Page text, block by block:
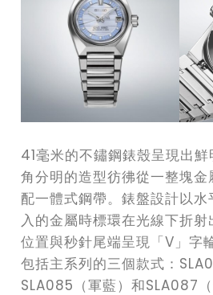
41毫米的不鏽鋼錶殼呈現出
角分明的造型彷彿從一整塊
配一體式鋼帶。錶盤設計以
入的金屬時標環在光線下折射
位置與秒針尾端呈現「V」字
包括主系列的三個款式：
SLA085（軍藍）和SLA087